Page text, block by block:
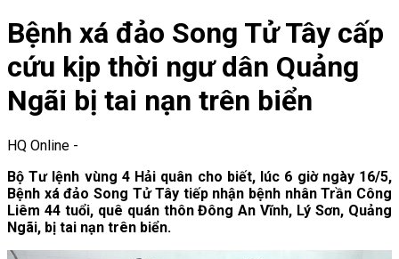
Bệnh xá đảo Song Tử Tây cấp
cứu kịp thời ngư dân Quảng
Ngãi bị tai nạn trên biển
HQ Online -
Bộ Tư lệnh vùng 4 Hải quân cho biết, lúc 6 giờ ngày 16/5,
Bệnh xá đảo Song Tử Tây tiếp nhận bệnh nhân Trần Công
Liêm 44 tuổi, quê quán thôn Đông An Vĩnh, Lý Sơn, Quảng
Ngãi, bị tai nạn trên biển.